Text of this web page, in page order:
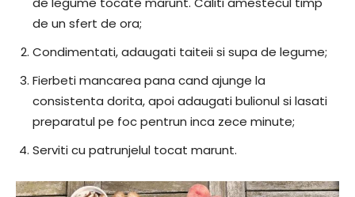
de un sfert de ora;
Condimentati, adaugati taiteii si supa de legume;
Fierbeti mancarea pana cand ajunge la
consistenta dorita, apoi adaugati bulionul si lasati
preparatul pe foc pentrun inca zece minute;
Serviti cu patrunjelul tocat marunt.